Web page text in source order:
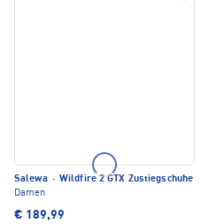
Salewa · Wildfire 2 GTX Zustiegschuhe
Damen
€ 189,99